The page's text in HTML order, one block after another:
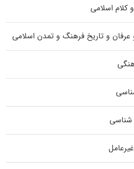
کلام اسلامی
عرفان و تاریخ فرهنگ و تمدن اسلامی
شناسی